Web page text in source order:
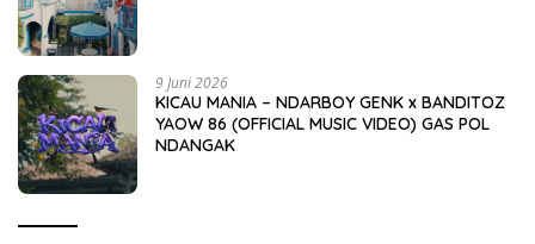
9 Juni 2026
KICAU MANIA – NDARBOY GENK x BANDITOZ
YAOW 86 (OFFICIAL MUSIC VIDEO) GAS POL
NDANGAK